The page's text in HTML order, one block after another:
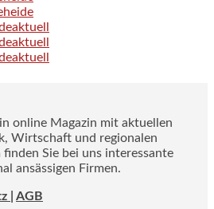
online Magazin mit aktuellen
Wirtschaft und regionalen
Sie bei uns interessante
ansässigen Firmen.
| AGB